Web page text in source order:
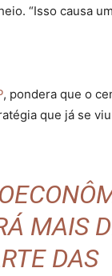
“Isso causa
, pondera que o
que já se
MAIS
DAS